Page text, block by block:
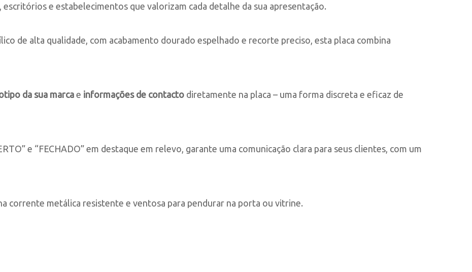
escritórios e estabelecimentos que valorizam cada detalhe da sua apresentação.
de alta qualidade, com acabamento dourado espelhado e recorte preciso, esta placa combina
da sua marcae informações de contacto diretamente na placa – uma forma discreta e eficaz de
e “FECHADO” em destaque em relevo, garante uma comunicação clara para seus clientes, com um
corrente metálica resistente e ventosa para pendurar na porta ou vitrine.